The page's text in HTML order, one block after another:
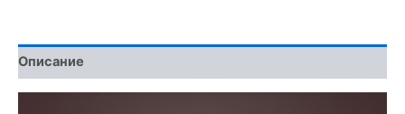
Описание